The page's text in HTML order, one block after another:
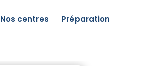
Nos centres Préparation